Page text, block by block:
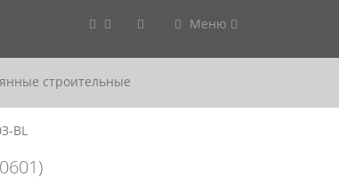
Меню
строительные
BL